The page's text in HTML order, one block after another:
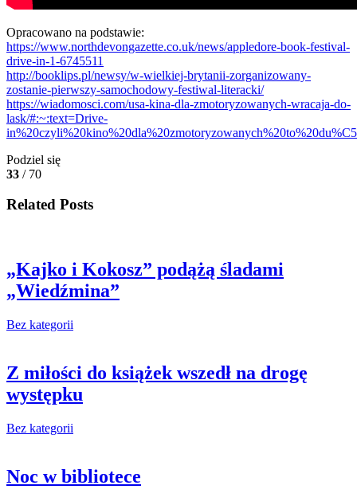
Opracowano na podstawie:
https://www.northdevongazette.co.uk/news/appledore-book-festival-
drive-in-1-6745511
http://booklips.pl/newsy/w-wielkiej-brytanii-zorganizowany-
zostanie-pierwszy-samochodowy-festiwal-literacki/
https://wiadomosci.com/usa-kina-dla-zmotoryzowanych-wracaja-do-
lask/#:~:text=Drive-
Podziel się
33 / 70
Related Posts
„Kajko i Kokosz” podążą śladami
„Wiedźmina”
Bez kategorii
Z miłości do książek wszedł na drogę
występku
Bez kategorii
Noc w bibliotece